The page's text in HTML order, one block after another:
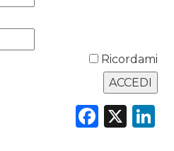
Ricordami
X